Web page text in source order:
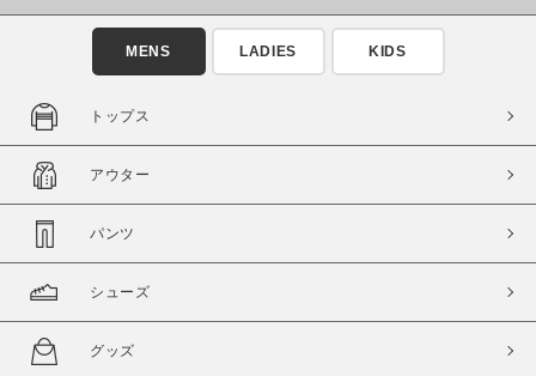
商品タイプ
通常商品 予約商品
在庫
在庫あり 在庫なし含む
MENS LADIES KIDS
トップス
アウター
パンツ
シューズ
グッズ